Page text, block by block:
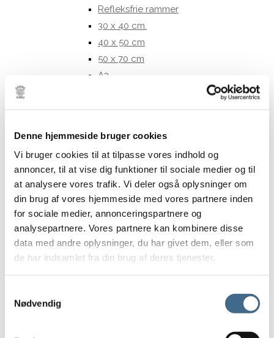
Denne hjemmeside bruger cookies
Vi bruger cookies til at tilpasse vores indhold og
annoncer, til at vise dig funktioner til sociale medier og til
at analysere vores trafik. Vi deler også oplysninger om
din brug af vores hjemmeside med vores partnere inden
for sociale medier, annonceringspartnere og
analysepartnere. Vores partnere kan kombinere disse
data med andre oplysninger, du har givet dem, eller som
de har indsamlet fra din brug af deres tjenester.
Nødvendig
Refleksfrie rammer
30 x 40 cm.
40 x 50 cm
50 x 70 cm
A3
Tøj og Fodtøj
Bluser
Jakker og veste
Skjorter
Toppe
Trøjer
Underdele
Bukser
Nederdele
Shorts
Sko og støvler